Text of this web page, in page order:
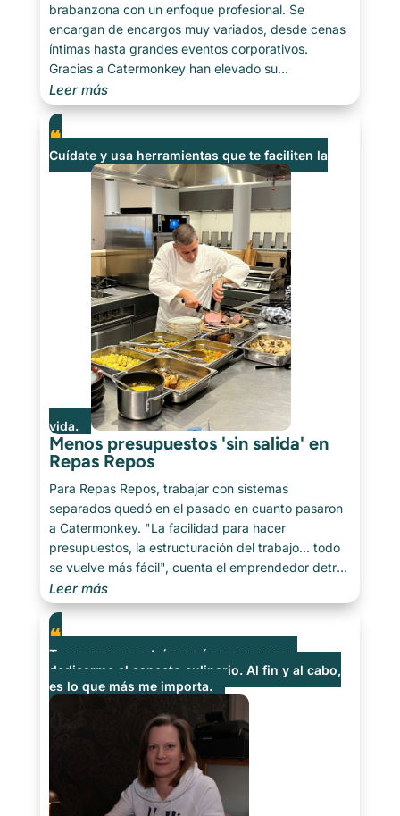
brabanzona con un enfoque profesional. Se
encargan de encargos muy variados, desde cenas
íntimas hasta grandes eventos corporativos.
Gracias a Catermonkey han elevado su
administración y planificación a otro nivel, sin
renunciar al servicio personal. Hablamos con Rene
de Van Vonderen Catering en Verhuur. Un único
lugar para todo [...]
Leer más
Cuídate y usa herramientas que te faciliten la
vida.
Menos presupuestos 'sin salida' en
Repas Repos
Para Repas Repos, trabajar con sistemas
separados quedó en el pasado en cuanto pasaron
a Catermonkey. "La facilidad para hacer
presupuestos, la estructuración del trabajo... todo
se vuelve más fácil", cuenta el emprendedor detrás
del negocio. Y eso tiene resultados. Un único lugar
central: uno de los grandes puntos positivos es que
"no solo tenemos menos estrés, sino que también
recibimos menos [...]
Leer más
Tengo menos estrés y más margen para
dedicarme al aspecto culinario. Al fin y al cabo,
es lo que más me importa.